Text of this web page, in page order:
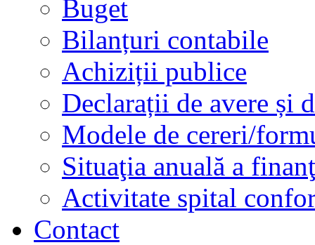
Buget
Bilanțuri contabile
Achiziții publice
Declarații de avere și
Modele de cereri/
Situaţia anuală a
Activitate spital
Contact